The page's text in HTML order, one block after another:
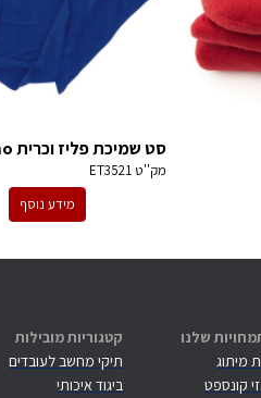
סט שמיכת פליז וכרית Yelmo
מק''טET3521
מידע נוסף
שלנו
מיתוג
קונספט
קטגוריות מובילות
תיקי מחשב לעובדים
ביגוד איכותי